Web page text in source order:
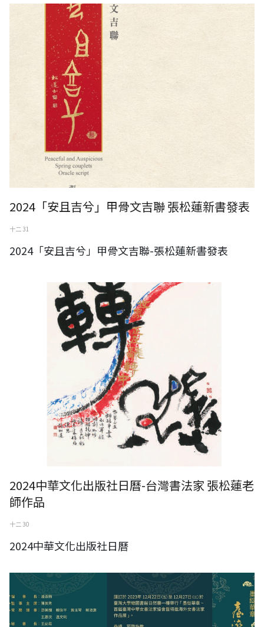
2024「安且吉兮」甲骨文吉聯 張松蓮新書發表
十二 31
2024「安且吉兮」甲骨文吉聯-張松蓮新書發表
2024中華文化出版社日曆-台灣書法家 張松蓮老師作品
2024中華文化出版社日曆-台灣書法家 張松蓮老
師作品
十二 30
2024中華文化出版社日曆